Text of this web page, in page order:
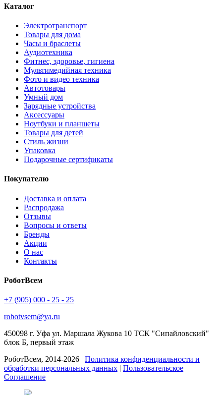
Каталог
Электротранспорт
Товары для дома
Часы и браслеты
Аудиотехника
Фитнес, здоровье, гигиена
Мультимедийная техника
Фото и видео техника
Автотовары
Умный дом
Зарядные устройства
Аксессуары
Ноутбуки и планшеты
Товары для детей
Стиль жизни
Упаковка
Подарочные сертификаты
Покупателю
Доставка и оплата
Распродажа
Отзывы
Вопросы и ответы
Бренды
Акции
О нас
Контакты
РоботВсем
+7 (905) 000 - 25 - 25
robotvsem@ya.ru
450098 г. Уфа ул. Маршала Жукова 10 ТСК "Сипайловский"
блок Б, первый этаж
РоботВсем, 2014-2026 | Политика конфиденциальности и
обработки персональных данных | Пользовательское
Соглашение